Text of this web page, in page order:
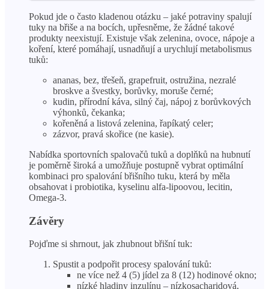
Pokud jde o často kladenou otázku – jaké potraviny spalují
tuky na břiše a na bocích, upřesněme, že žádné takové
produkty neexistují. Existuje však zelenina, ovoce, nápoje a
koření, které pomáhají, usnadňují a urychlují metabolismus
tuků:
ananas, bez, třešeň, grapefruit, ostružina, nezralé
broskve a švestky, borůvky, moruše černé;
kudin, přírodní káva, silný čaj, nápoj z borůvkových
výhonků, čekanka;
kořeněná a listová zelenina, řapíkatý celer;
zázvor, pravá skořice (ne kasie).
Nabídka sportovních spalovačů tuků a doplňků na hubnutí
je poměrně široká a umožňuje postupně vybrat optimální
kombinaci pro spalování břišního tuku, která by měla
obsahovat i probiotika, kyselinu alfa-lipoovou, lecitin,
Omega-3.
Závěry
Pojďme si shrnout, jak zhubnout břišní tuk:
Spustit a podpořit procesy spalování tuků:
ne více než 4 (5) jídel za 8 (12) hodinové okno;
nízké hladiny inzulínu – nízkosacharidová,